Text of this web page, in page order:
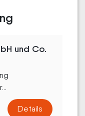
und Co.
Details